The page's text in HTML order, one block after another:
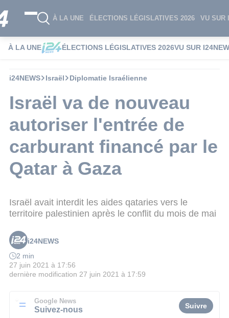
À LA UNE ÉLECTIONS LÉGISLATIVES 2026 VU SUR
À LA UNE ÉLECTIONS LÉGISLATIVES 2026VU SUR
i24NEWS Israël Diplomatie Israélienne
Israël va de nouveau
autoriser l'entrée de
carburant financé par le
Qatar à Gaza
Israël avait interdit les aides qataries vers le
territoire palestinien après le conflit du mois de mai
i24NEWS
2 min
27 juin 2021 à 17:56
dernière modification 27 juin 2021 à 17:59
Google News
Suivez-nous Suivre